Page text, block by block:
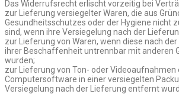
Das Widerrufsrecht erlischt vorzeitig bei
zur Lieferung versiegelter Waren, die aus
Gesundheitsschutzes oder der Hygiene nicht
sind, wenn ihre Versiegelung nach der
zur Lieferung von Waren, wenn diese nach
ihrer Beschaffenheit untrennbar mit anderen
wurden;
zur Lieferung von Ton- oder Videoaufnahmen
Computersoftware in einer versiegelten
Versiegelung nach der Lieferung entfernt